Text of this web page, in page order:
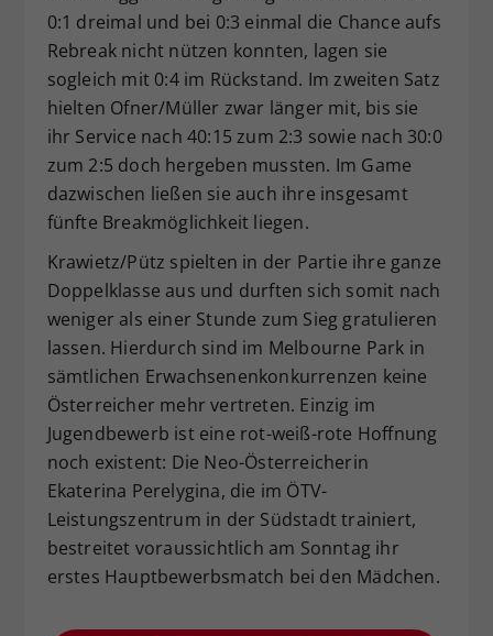
0:1 dreimal und bei 0:3 einmal die Chance aufs
Rebreak nicht nützen konnten, lagen sie
sogleich mit 0:4 im Rückstand. Im zweiten Satz
hielten Ofner/Müller zwar länger mit, bis sie
ihr Service nach 40:15 zum 2:3 sowie nach 30:0
zum 2:5 doch hergeben mussten. Im Game
dazwischen ließen sie auch ihre insgesamt
fünfte Breakmöglichkeit liegen.
Krawietz/Pütz spielten in der Partie ihre ganze
Doppelklasse aus und durften sich somit nach
weniger als einer Stunde zum Sieg gratulieren
lassen. Hierdurch sind im Melbourne Park in
sämtlichen Erwachsenenkonkurrenzen keine
Österreicher mehr vertreten. Einzig im
Jugendbewerb ist eine rot-weiß-rote Hoffnung
noch existent: Die Neo-Österreicherin
Ekaterina Perelygina, die im ÖTV-
Leistungszentrum in der Südstadt trainiert,
bestreitet voraussichtlich am Sonntag ihr
erstes Hauptbewerbsmatch bei den Mädchen.